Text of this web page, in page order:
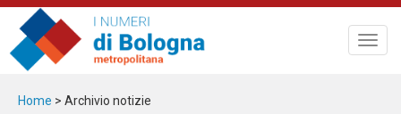
Salta
contenuto
principale
Home > Archivio notizie